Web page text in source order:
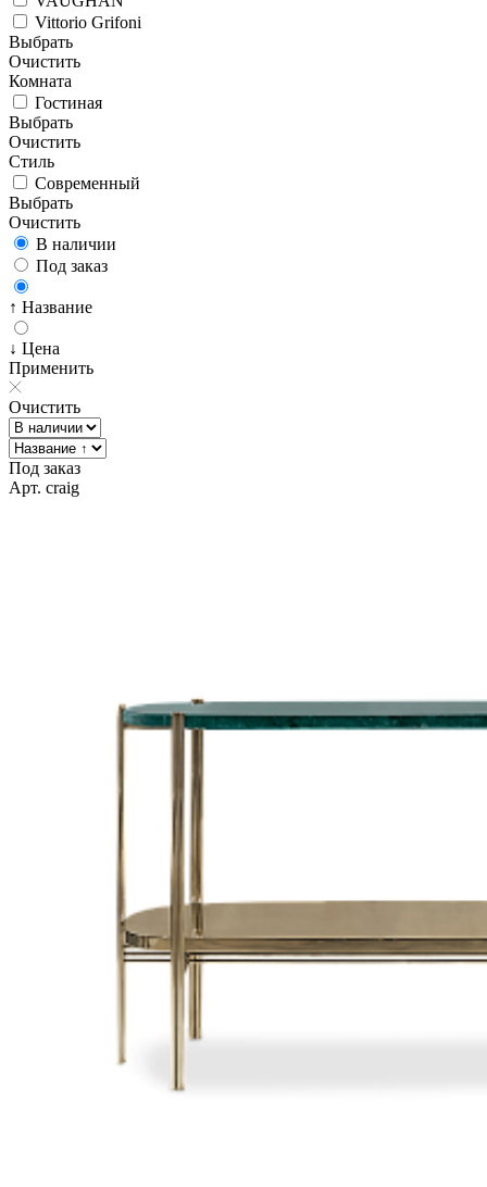
Vittorio Grifoni
Выбрать
Очистить
Комната
Гостиная
Выбрать
Очистить
Стиль
Современный
Выбрать
Очистить
В наличии
Под заказ
↑ Название
↓ Цена
Применить
Очистить
Под заказ
Арт. craig